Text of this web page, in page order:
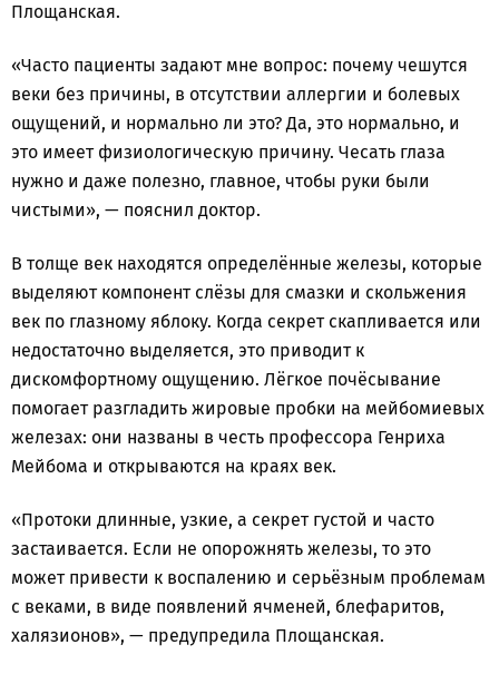
Площанская.
«Часто пациенты задают мне вопрос: почему чешутся
веки без причины, в отсутствии аллергии и болевых
ощущений, и нормально ли это? Да, это нормально, и
это имеет физиологическую причину. Чесать глаза
нужно и даже полезно, главное, чтобы руки были
чистыми», — пояснил доктор.
В толще век находятся определённые железы, которые
выделяют компонент слёзы для смазки и скольжения
век по глазному яблоку. Когда секрет скапливается или
недостаточно выделяется, это приводит к
дискомфортному ощущению. Лёгкое почёсывание
помогает разгладить жировые пробки на мейбомиевых
железах: они названы в честь профессора Генриха
Мейбома и открываются на краях век.
«Протоки длинные, узкие, а секрет густой и часто
застаивается. Если не опорожнять железы, то это
может привести к воспалению и серьёзным проблемам
с веками, в виде появлений ячменей, блефаритов,
халязионов», — предупредила Площанская.